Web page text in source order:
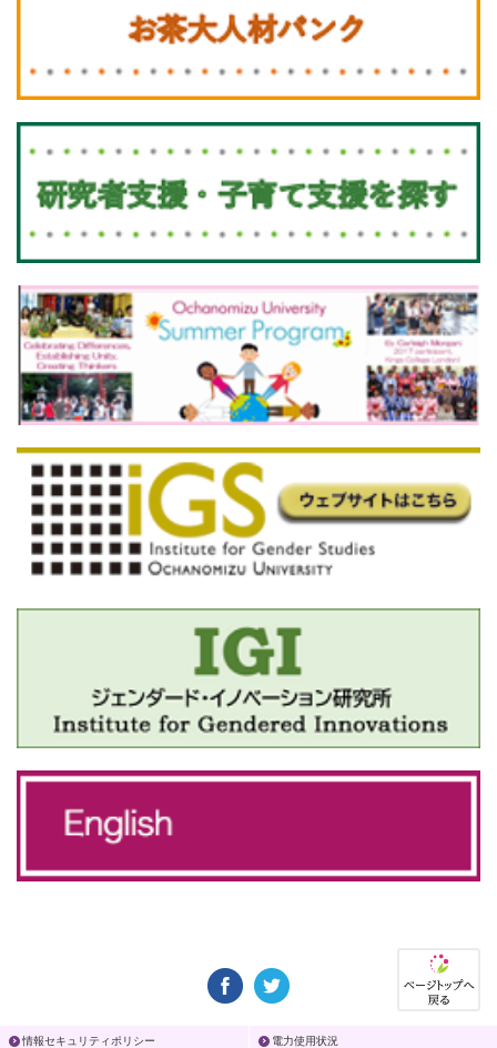
情報セキュリティポリシー 電力使用状況